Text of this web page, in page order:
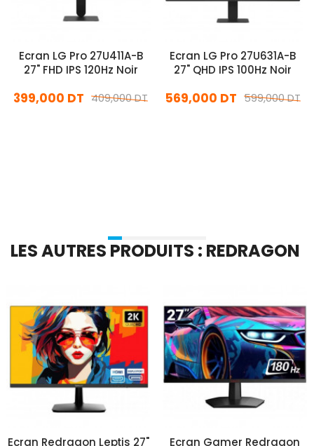
Ecran LG Pro 27U411A-B
27" FHD IPS 120Hz Noir
409,000 DT
399,000 DT
Ecran LG Pro 27U631A-B
27" QHD IPS 100Hz Noir
599,000 DT
569,000 DT
LES AUTRES PRODUITS : REDRAGON
Ecran Redragon Leptis 27"
Ecran Gamer Redragon